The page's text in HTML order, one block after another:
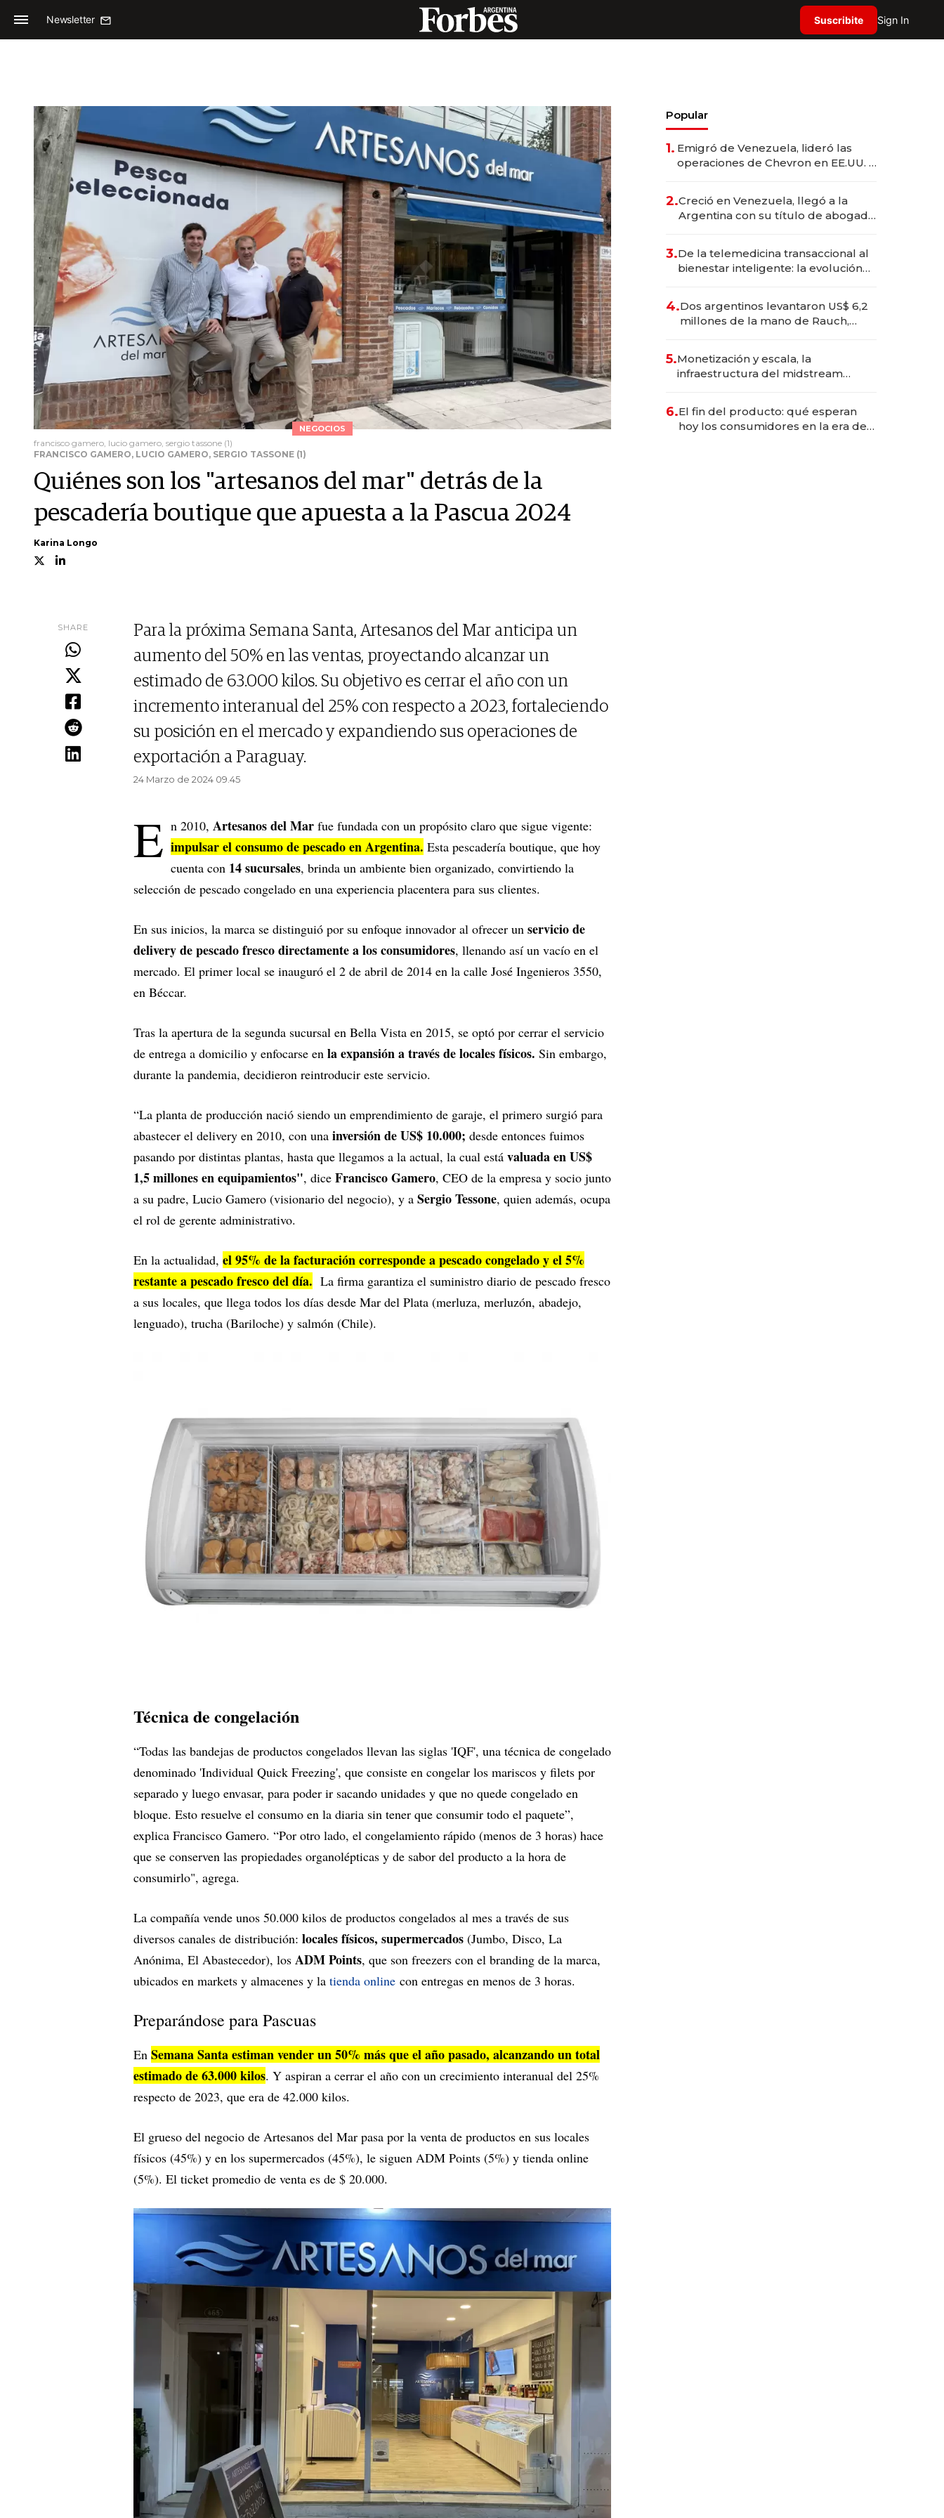
Newsletter Suscribite Sign In
NEGOCIOS
francisco gamero, lucio gamero, sergio tassone (1)
FRANCISCO GAMERO, LUCIO GAMERO, SERGIO TASSONE (1)
Quiénes son los "artesanos del mar" detrás de la
pescadería boutique que apuesta a la Pascua 2024
Karina Longo
SHARE
Para la próxima Semana Santa, Artesanos del Mar anticipa un
aumento del 50% en las ventas, proyectando alcanzar un
estimado de 63.000 kilos. Su objetivo es cerrar el año con un
incremento interanual del 25% con respecto a 2023, fortaleciendo
su posición en el mercado y expandiendo sus operaciones de
exportación a Paraguay.
24 Marzo de 2024 09.45
E n 2010, Artesanos del Mar fue fundada con un propósito claro que sigue vigente:
impulsar el consumo de pescado en Argentina. Esta pescadería boutique, que hoy
cuenta con 14 sucursales, brinda un ambiente bien organizado, convirtiendo la
selección de pescado congelado en una experiencia placentera para sus clientes.
En sus inicios, la marca se distinguió por su enfoque innovador al ofrecer un servicio de
delivery de pescado fresco directamente a los consumidores, llenando así un vacío en el
mercado. El primer local se inauguró el 2 de abril de 2014 en la calle José Ingenieros 3550,
en Béccar.
Tras la apertura de la segunda sucursal en Bella Vista en 2015, se optó por cerrar el servicio
de entrega a domicilio y enfocarse en la expansión a través de locales físicos. Sin embargo,
durante la pandemia, decidieron reintroducir este servicio.
“La planta de producción nació siendo un emprendimiento de garaje, el primero surgió para
abastecer el delivery en 2010, con una inversión de US$ 10.000; desde entonces fuimos
pasando por distintas plantas, hasta que llegamos a la actual, la cual está valuada en US$
1,5 millones en equipamientos", dice Francisco Gamero, CEO de la empresa y socio junto
a su padre, Lucio Gamero (visionario del negocio), y a Sergio Tessone, quien además, ocupa
el rol de gerente administrativo.
En la actualidad, el 95% de la facturación corresponde a pescado congelado y el 5%
restante a pescado fresco del día. La firma garantiza el suministro diario de pescado fresco
a sus locales, que llega todos los días desde Mar del Plata (merluza, merluzón, abadejo,
lenguado), trucha (Bariloche) y salmón (Chile).
Técnica de congelación
“Todas las bandejas de productos congelados llevan las siglas 'IQF', una técnica de congelado
denominado 'Individual Quick Freezing', que consiste en congelar los mariscos y filets por
separado y luego envasar, para poder ir sacando unidades y que no quede congelado en
bloque. Esto resuelve el consumo en la diaria sin tener que consumir todo el paquete”,
explica Francisco Gamero. “Por otro lado, el congelamiento rápido (menos de 3 horas) hace
que se conserven las propiedades organolépticas y de sabor del producto a la hora de
consumirlo", agrega.
La compañía vende unos 50.000 kilos de productos congelados al mes a través de sus
diversos canales de distribución: locales físicos, supermercados (Jumbo, Disco, La
Anónima, El Abastecedor), los ADM Points, que son freezers con el branding de la marca,
ubicados en markets y almacenes y la tienda online con entregas en menos de 3 horas.
Preparándose para Pascuas
En Semana Santa estiman vender un 50% más que el año pasado, alcanzando un total
estimado de 63.000 kilos. Y aspiran a cerrar el año con un crecimiento interanual del 25%
respecto de 2023, que era de 42.000 kilos.
El grueso del negocio de Artesanos del Mar pasa por la venta de productos en sus locales
físicos (45%) y en los supermercados (45%), le siguen ADM Points (5%) y tienda online
(5%). El ticket promedio de venta es de $ 20.000.
Popular
1. Emigró de Venezuela, lideró las
operaciones de Chevron en EE.UU. y
2.Creció en Venezuela, llegó a la
Argentina con su título de abogado
marcas "fast premium"
3.De la telemedicina transaccional al
bienestar inteligente: la evolución
4.Dos argentinos levantaron US$ 6,2
millones de la mano de Rauch,
5.Monetización y escala, la
infraestructura del midstream
6.El fin del producto: qué esperan
hoy los consumidores en la era de